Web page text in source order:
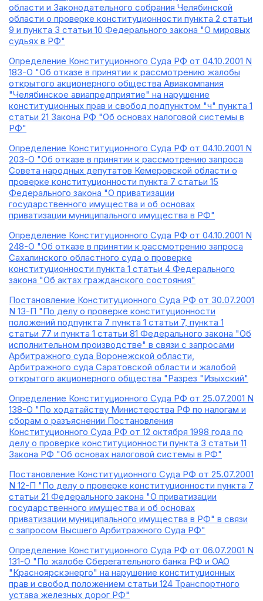
области и Законодательного собрания Челябинской
области о проверке конституционности пункта 2 статьи
9 и пункта 3 статьи 10 Федерального закона "О мировых
судьях в РФ"
Определение Конституционного Суда РФ от 04.10.2001 N
183-О "Об отказе в принятии к рассмотрению жалобы
открытого акционерного общества Авиакомпания
"Челябинское авиапредприятие" на нарушение
конституционных прав и свобод подпунктом "ч" пункта 1
статьи 21 Закона РФ "Об основах налоговой системы в
РФ"
Определение Конституционного Суда РФ от 04.10.2001 N
203-О "Об отказе в принятии к рассмотрению запроса
Совета народных депутатов Кемеровской области о
проверке конституционности пункта 7 статьи 15
Федерального закона "О приватизации
государственного имущества и об основах
приватизации муниципального имущества в РФ"
Определение Конституционного Суда РФ от 04.10.2001 N
248-О "Об отказе в принятии к рассмотрению запроса
Сахалинского областного суда о проверке
конституционности пункта 1 статьи 4 Федерального
закона "Об актах гражданского состояния"
Постановление Конституционного Суда РФ от 30.07.2001
N 13-П "По делу о проверке конституционности
положений подпункта 7 пункта 1 статьи 7, пункта 1
статьи 77 и пункта 1 статьи 81 Федерального закона "Об
исполнительном производстве" в связи с запросами
Арбитражного суда Воронежской области,
Арбитражного суда Саратовской области и жалобой
открытого акционерного общества "Разрез "Изыхский"
Определение Конституционного Суда РФ от 25.07.2001 N
138-О "По ходатайству Министерства РФ по налогам и
сборам о разъяснении Постановления
Конституционного Суда РФ от 12 октября 1998 года по
делу о проверке конституционности пункта 3 статьи 11
Закона РФ "Об основах налоговой системы в РФ"
Постановление Конституционного Суда РФ от 25.07.2001
N 12-П "По делу о проверке конституционности пункта 7
статьи 21 Федерального закона "О приватизации
государственного имущества и об основах
приватизации муниципального имущества в РФ" в связи
с запросом Высшего Арбитражного Суда РФ"
Определение Конституционного Суда РФ от 06.07.2001 N
131-О "По жалобе Сберегательного банка РФ и ОАО
"Красноярскэнерго" на нарушение конституционных
прав и свобод положением статьи 124 Транспортного
устава железных дорог РФ"